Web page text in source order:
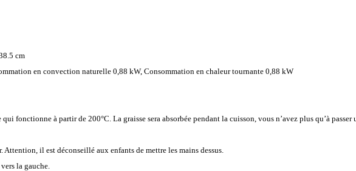
cm
en convection naturelle 0,88 kW, Consommation en chaleur tournante 0,88 kW
fonctionne à partir de 200°C. La graisse sera absorbée pendant la cuisson, vous n’avez plus qu’à
il est déconseillé aux enfants de mettre les mains dessus.
la gauche.